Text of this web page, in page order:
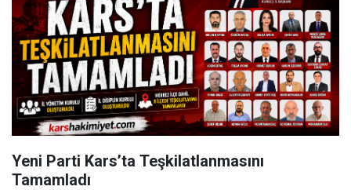
Yeni Parti Kars’ta Teşkilatlanmasını
Tamamladı